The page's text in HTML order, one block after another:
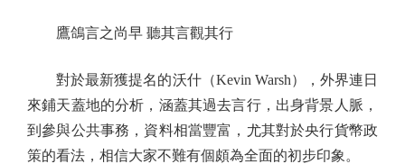
鷹鴿言之尚早 聽其言觀其行
對於最新獲提名的沃什（Kevin Warsh），外界連日
來鋪天蓋地的分析，涵蓋其過去言行，出身背景人脈，
到參與公共事務，資料相當豐富，尤其對於央行貨幣政
策的看法，相信大家不難有個頗為全面的初步印象。